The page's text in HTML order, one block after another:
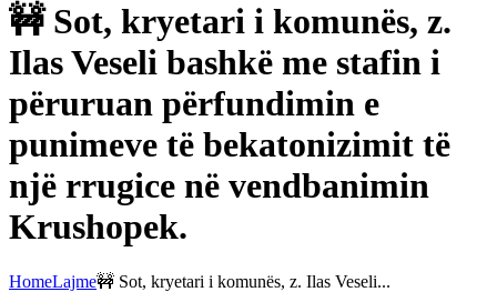
🚧 Sot, kryetari i komunës, z.
Ilas Veseli bashkë me stafin i
përuruan përfundimin e
punimeve të bekatonizimit të
një rrugice në vendbanimin
Krushopek.
HomeLajme🚧 Sot, kryetari i komunës, z. Ilas Veseli...